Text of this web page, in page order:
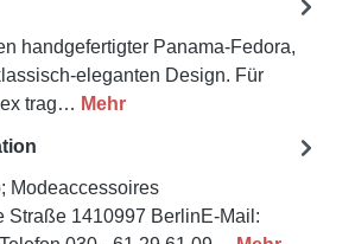
handgefertigter Panama-Fedora,
eleganten Design. Für
trag… Mehr
Modeaccessoires
Straße 1410997 BerlinE-Mail: